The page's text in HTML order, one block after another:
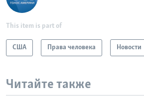
This item is part of
США Права человека Новости
Читайте также